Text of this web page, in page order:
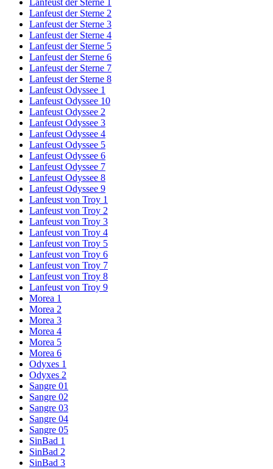
Lanfeust der Sterne 1
Lanfeust der Sterne 2
Lanfeust der Sterne 3
Lanfeust der Sterne 4
Lanfeust der Sterne 5
Lanfeust der Sterne 6
Lanfeust der Sterne 7
Lanfeust der Sterne 8
Lanfeust Odyssee 1
Lanfeust Odyssee 10
Lanfeust Odyssee 2
Lanfeust Odyssee 3
Lanfeust Odyssee 4
Lanfeust Odyssee 5
Lanfeust Odyssee 6
Lanfeust Odyssee 7
Lanfeust Odyssee 8
Lanfeust Odyssee 9
Lanfeust von Troy 1
Lanfeust von Troy 2
Lanfeust von Troy 3
Lanfeust von Troy 4
Lanfeust von Troy 5
Lanfeust von Troy 6
Lanfeust von Troy 7
Lanfeust von Troy 8
Lanfeust von Troy 9
Morea 1
Morea 2
Morea 3
Morea 4
Morea 5
Morea 6
Odyxes 1
Odyxes 2
Sangre 01
Sangre 02
Sangre 03
Sangre 04
Sangre 05
SinBad 1
SinBad 2
SinBad 3